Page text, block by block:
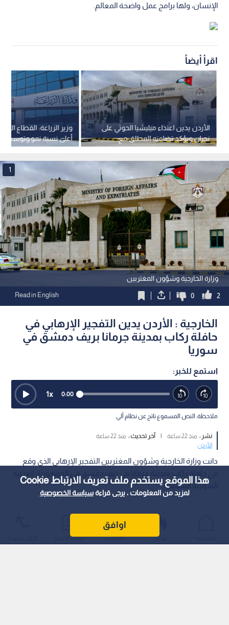
هذا الموقع يستخدم ملف تعريف الارتباط Cookie
لمزيد من المعلومات ، يرجى قراءةسياسة الخصوصية
اوافق
الإنسان، ولها برامج عمل واضحة المعالم.
اقرأ أيضاً
وزير الزراعة: القطاع
أعلى نسبة نمو وتوسع
الصادرات الوطنية
الأردن يدين اعتداء ميليشيا الحوثي على
نجران ويؤكد تضامنه المطلق مع
السعودية
وزارة الخارجية وشؤون المغتربين
1
2
0
Read in English
الخارجية : الأردن يدين التفجير الإرهابي في
حافلة ركاب بمدينة جرمانا بريف دمشق في
سوريا
استمع للخبر:
0:00
1x
ملاحظة: النص المسموع ناتج عن نظام آلي
نشر : منذ 22 ساعة | آخر تحديث : منذ 22 ساعة
الأردن
‏دانت وزارة الخارجية وشؤون المغتربين التفجير الإرهابي الذي وقع
السورية الشقيقة.
عواجل المباشر أحدث الأخبار